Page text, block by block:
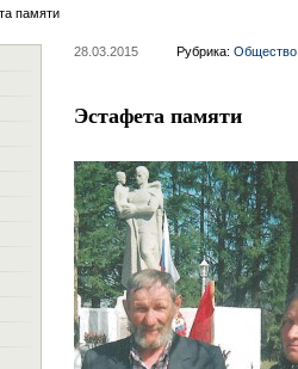
памяти
28.03.2015 Рубрика: Общество
Эстафета памяти